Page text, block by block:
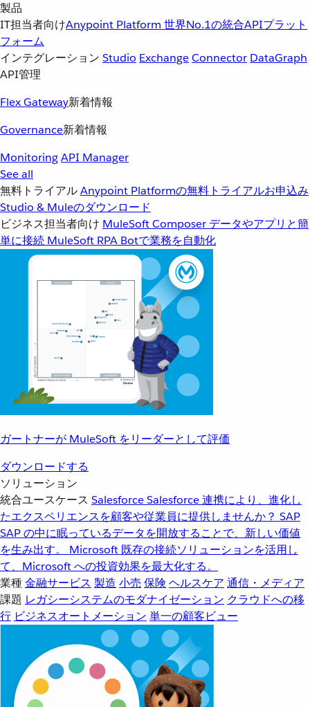
製品
IT担当者向けAnypoint Platform 世界No.1の統合APIプラット
フォーム
インテグレーション Studio ExchangeConnector DataGraph
API管理
Flex Gateway新着情報
Governance新着情報
MonitoringAPI Manager
See all
無料トライアルAnypoint Platformの無料トライアルお申込み
Studio & Muleのダウンロード
ビジネス担当者向け MuleSoft Composer データやアプリと簡
単に接続 MuleSoft RPA Botで業務を自動化
ガートナーが MuleSoft をリーダーとして評価
ダウンロードする
ソリューション
統合ユースケース SalesforceSalesforce 連携により、進化し
たエクスペリエンスを顧客や従業員に提供しませんか？ SAP
SAP の中に眠っているデータを開放することで、新しい価値
を生み出す。
Microsoft 既存の接続ソリューションを活用し
て、Microsoft への投資効果を最大化する。
業種金融サービス 製造 小売 保険 ヘルスケア 通信・メディア
課題 レガシーシステムのモダナイゼーション クラウドへの移
行 ビジネスオートメーション 単一の顧客ビュー